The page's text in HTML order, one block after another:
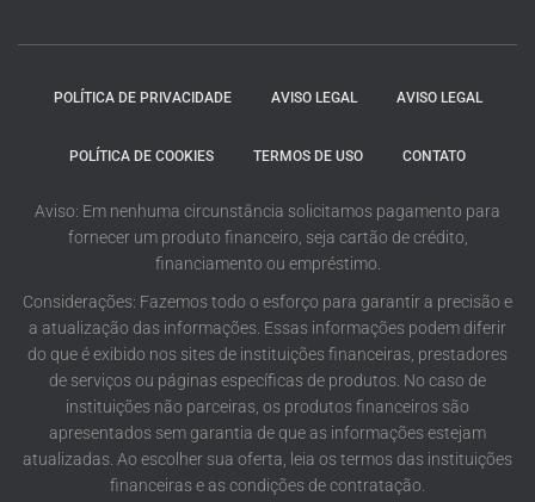
POLÍTICA DE PRIVACIDADE AVISO LEGAL AVISO LEGAL
POLÍTICA DE COOKIES TERMOS DE USO CONTATO
Aviso: Em nenhuma circunstância solicitamos pagamento para
fornecer um produto financeiro, seja cartão de crédito,
financiamento ou empréstimo.
Considerações: Fazemos todo o esforço para garantir a precisão e
a atualização das informações. Essas informações podem diferir
do que é exibido nos sites de instituições financeiras, prestadores
de serviços ou páginas específicas de produtos. No caso de
instituições não parceiras, os produtos financeiros são
apresentados sem garantia de que as informações estejam
atualizadas. Ao escolher sua oferta, leia os termos das instituições
financeiras e as condições de contratação.